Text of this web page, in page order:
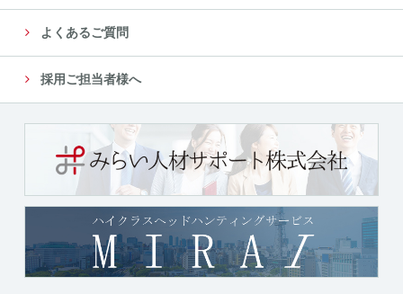
よくあるご質問
採用ご担当者様へ